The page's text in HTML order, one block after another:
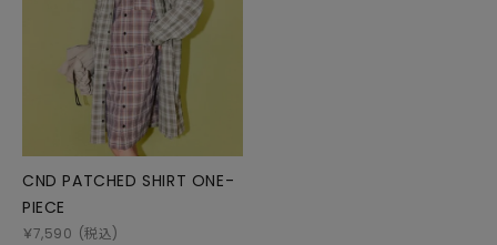
CND PATCHED SHIRT ONE-
PIECE
￥7,590 (税込)